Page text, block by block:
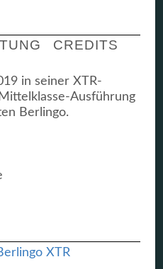
CREDITS
in seiner XTR-
Ausführung
Berlingo.